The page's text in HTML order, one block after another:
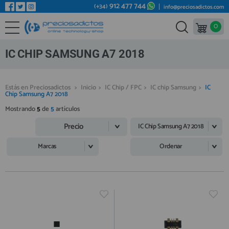
REPUESTOS MÓVILES
REPUESTOS TABLET
REPUESTOS VIDEOCONSOLAS
REPUESTOS MACBOOK
REPUESTOS OTROS DISPOSITIVOS
REPUESTOS PORTÁTILES
IC CHIP / FPC
Bienvenid@ otra vez
YA SOY CLIENTE
Recordarme
Regístrate en un momento
(+34) 912 477 744 info@preciosadictos.com
0
IC CHIP SAMSUNG A7 2018
Estás en Preciosadictos > Inicio > IC Chip / FPC > IC chip Samsung > IC
Chip Samsung A7 2018
Mostrando5de5artículos
Precio
IC Chip Samsung A7 2018
Marcas
Ordenar